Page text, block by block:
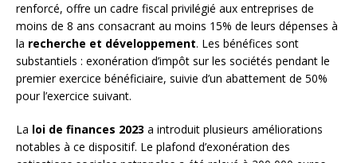
renforcé, offre un cadre fiscal privilégié aux entreprises de
moins de 8 ans consacrant au moins 15% de leurs dépenses à
la recherche et développement. Les bénéfices sont
substantiels : exonération d’impôt sur les sociétés pendant le
premier exercice bénéficiaire, suivie d’un abattement de 50%
pour l’exercice suivant.
La loi de finances 2023 a introduit plusieurs améliorations
notables à ce dispositif. Le plafond d’exonération des